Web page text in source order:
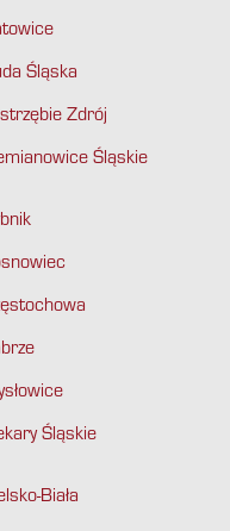
Śląska
Zdrój
Śląskie
Śląskie
Biała